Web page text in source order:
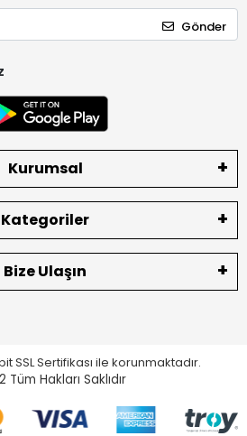
Gönder
Kurumsal
Kategoriler
Bize Ulaşın
SSL Sertifikası ile korunmaktadır.
Tüm Hakları Saklıdır